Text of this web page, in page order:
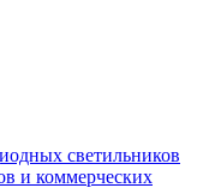
светильников
и коммерческих